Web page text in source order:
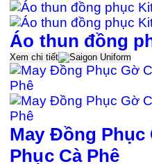
Áo thun đồng
Xem chi tiết
May Đồng Phục
Phục Cà Phê